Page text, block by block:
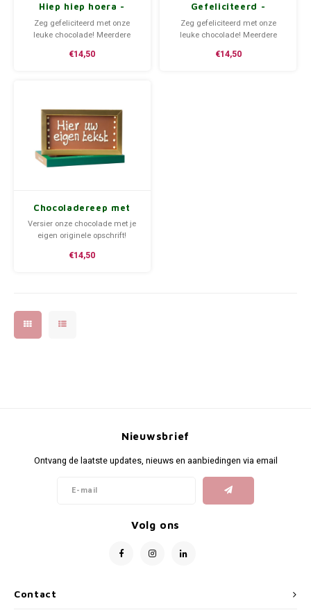
Hiep hiep hoera -
Chocoladereep met
tekst
Zeg gefeliciteerd met onze
leuke chocolade! Meerdere
Gemaakt van (h)eerlijke en
€14,50
Gefeliciteerd -
Chocoladereep met
tekst
Zeg gefeliciteerd met onze
leuke chocolade! Meerdere
Gemaakt van (h)eerlijke en
€14,50
Chocoladereep met
eigen tekst
Versier onze chocolade met je
eigen originele opschrift!
duurzame Valrhona chocolade.
€14,50
Contact
Nieuwsbrief
Ontvang de laatste updates, nieuws en aanbiedingen via email
Volg ons